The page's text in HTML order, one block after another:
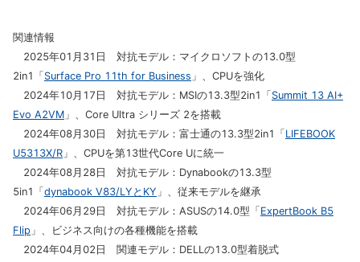
関連情報
2025年01月31日 対抗モデル：マイクロソフトの13.0型
2in1「 Surface Pro 11th for Business 」、CPUを強化
2024年10月17日 対抗モデル：MSIの13.3型2in1「 Summit 13 AI+
Evo A2VM 」、Core Ultra シリーズ 2を搭載
2024年08月30日 対抗モデル：富士通の13.3型2in1「 LIFEBOOK
U5313X/R 」、CPUを第13世代Core Uに統一
2024年08月28日 対抗モデル：Dynabookの13.3型
5in1「 dynabook V83/LYとKY 」、従来モデルを継承
2024年06月29日 対抗モデル：ASUSの14.0型「 ExpertBook B5
Flip 」、ビジネス向けの各種機能を搭載
2024年04月02日 関連モデル：DELLの13.0型着脱式